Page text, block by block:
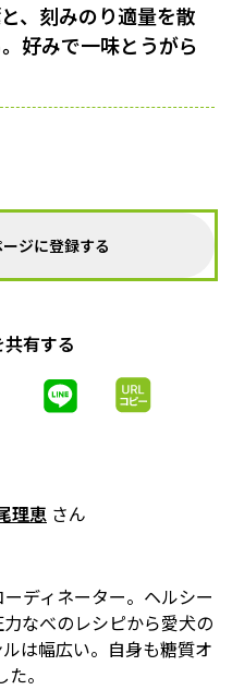
、刻みのり適量を散
好みで一味とうがら
ジに登録する
有する
理恵 さん
ディネーター。ヘルシー
なべのレシピから愛犬の
は幅広い。自身も糖質オ
。